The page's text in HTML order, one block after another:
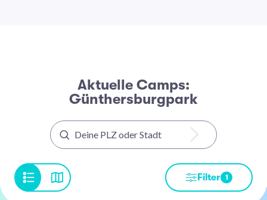
Aktuelle Camps:
Günthersburgpark
Filter 1